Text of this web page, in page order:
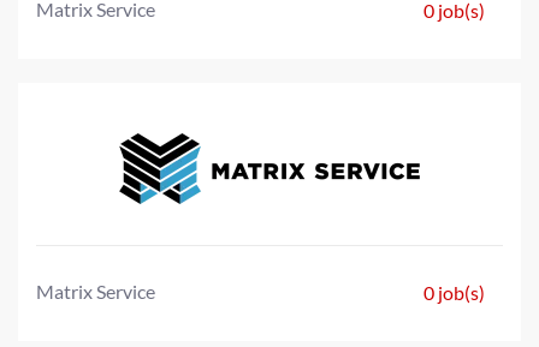
Matrix Service 0 job(s)
Matrix Service 0 job(s)